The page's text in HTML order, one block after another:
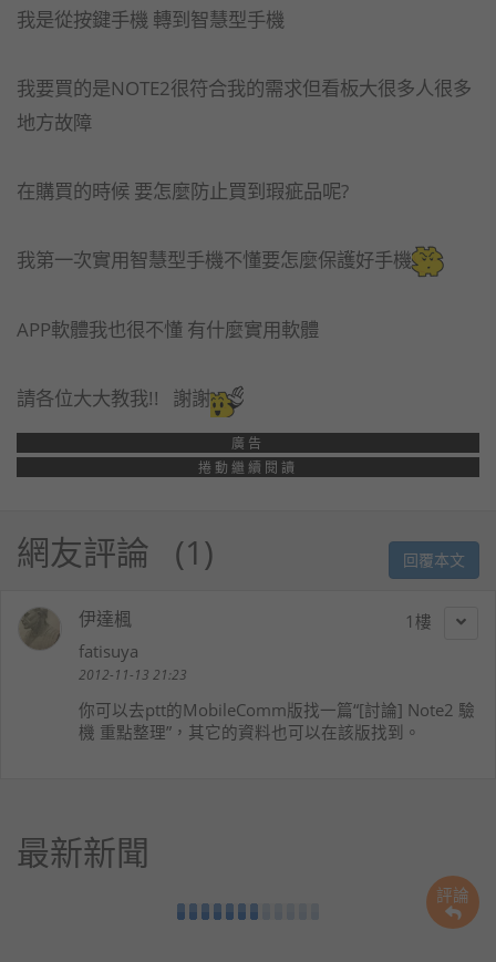
評論
我是從按鍵手機 轉到智慧型手機
我要買的是NOTE2很符合我的需求但看板大很多人很多
地方故障
在購買的時候 要怎麼防止買到瑕疵品呢?
我第一次實用智慧型手機不懂要怎麼保護好手機
APP軟體我也很不懂 有什麼實用軟體
請各位大大教我!! 謝謝
廣告
捲動繼續閱讀
網友評論 1 回覆本文
1
伊達楓
fatisuya
2012-11-13 21:23
你可以去ptt的MobileComm版找一篇“[討論] Note2 驗
機 重點整理”，其它的資料也可以在該版找到。
最新新聞